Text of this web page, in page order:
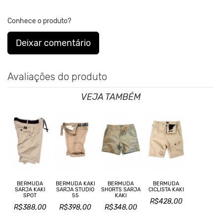
Conhece o produto?
Deixar comentário
Avaliações do produto
VEJA TAMBÉM
BERMUDA
SARJA KAKI
SPOT
R$388,00
BERMUDA KAKI
SARJA STUDIO
55
R$398,00
BERMUDA
SHORTS SARJA
KAKI
R$348,00
BERMUDA
CICLISTA KAKI
R$428,00